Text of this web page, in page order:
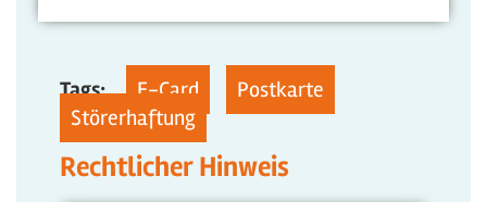
Tags: E-Card
Postkarte
Störerhaftung
Rechtlicher Hinweis